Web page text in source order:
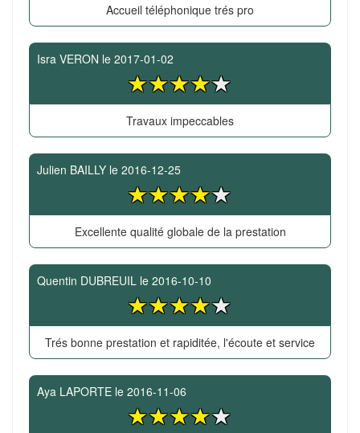
Accueil téléphonique trés pro
Isra VERON le 2017-01-02
Travaux impeccables
Julien BAILLY le 2016-12-25
Excellente qualité globale de la prestation
Quentin DUBREUIL le 2016-10-10
Trés bonne prestation et rapiditée, l'écoute et service
Aya LAPORTE le 2016-11-06